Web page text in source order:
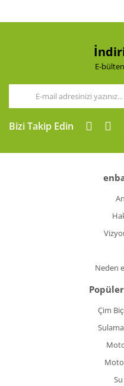
Ürün fiyatı diğer
E-
Bizi Takip Edin
Neden
Çim